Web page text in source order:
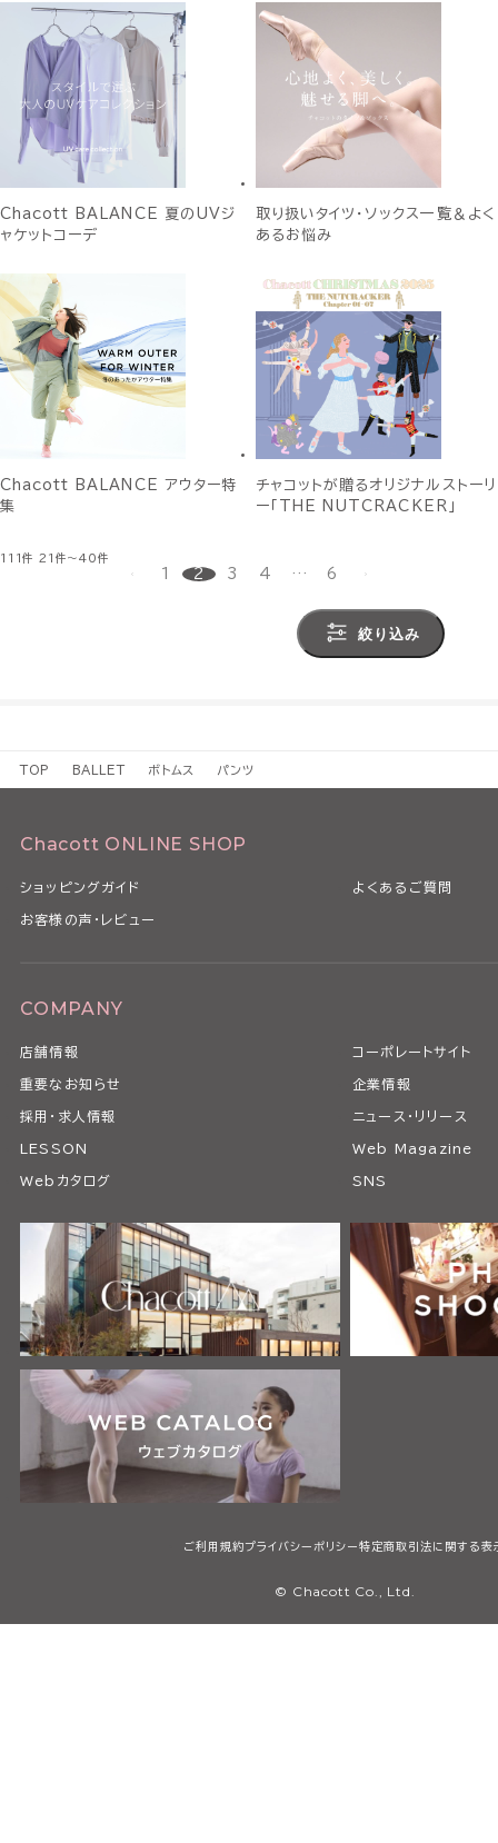
Chacott BALANCE 夏のUVジ
ャケットコーデ
取り扱いタイツ・ソックス一覧＆よく
あるお悩み
Chacott BALANCE アウター特
集
チャコットが贈るオリジナルストーリ
ー「THE NUTCRACKER」
111件 21件～40件
1 2 3 4 … 6
絞り込み
TOP BALLET ボトムス パンツ
Chacott ONLINE SHOP
ショッピングガイド よくあるご質問
お客様の声・レビュー
COMPANY
店舗情報 コーポレートサイト
重要なお知らせ 企業情報
採用・求人情報 ニュース・リリース
LESSON Web Magazine
Webカタログ SNS
ご利用規約プライバシーポリシー特定商取引法に関する表
© Chacott Co., Ltd.